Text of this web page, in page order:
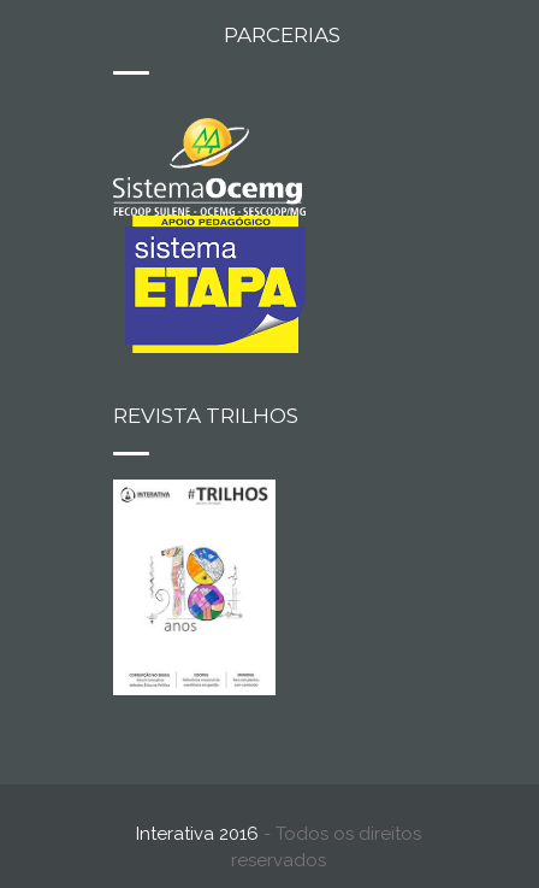
PARCERIAS
REVISTA TRILHOS
Interativa 2016 - Todos os direitos
reservados